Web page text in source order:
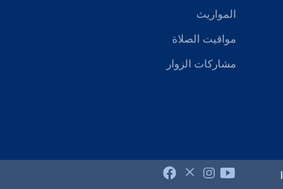
المواريث
مواقيت الصلاة
مشاركات الزوار